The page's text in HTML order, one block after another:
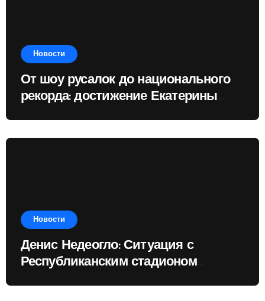
Новости
От шоу русалок до национального
рекорда: достижение Екатерины
Новости
Денис Недеогло: Ситуация с
Республиканским стадионом